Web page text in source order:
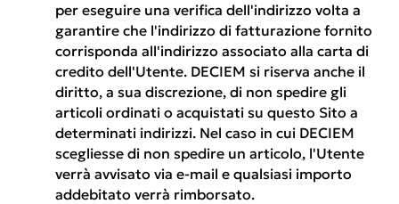
per eseguire una verifica dell'indirizzo volta a
garantire che l'indirizzo di fatturazione fornito
corrisponda all'indirizzo associato alla carta di
credito dell'Utente. DECIEM si riserva anche il
diritto, a sua discrezione, di non spedire gli
articoli ordinati o acquistati su questo Sito a
determinati indirizzi. Nel caso in cui DECIEM
scegliesse di non spedire un articolo, l'Utente
verrà avvisato via e-mail e qualsiasi importo
addebitato verrà rimborsato.